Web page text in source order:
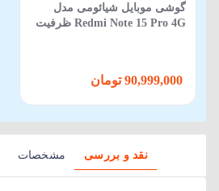
گوشی موبایل شیائومی مدل
Redmi Note 15 Pro 4G ظرفیت
نقد و بررسی مشخصات